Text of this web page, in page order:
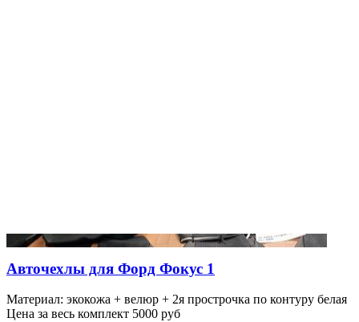
Авточехлы для Форд Фокус 1
Материал: экокожа + велюр + 2я прострочка по контуру белая
Цена за весь комплект 5000 руб